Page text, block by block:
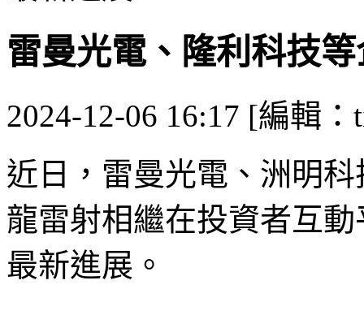
雷曼光電、隆利科技
2024-12-06 16:17 [編輯：
近日，雷曼光電、洲明
龍雷射相繼在投資者互
最新進展。